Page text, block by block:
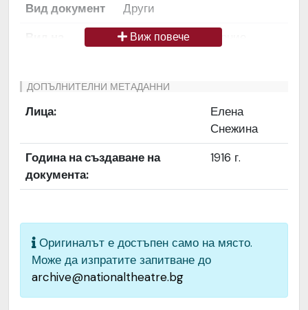
Вид документ
Други
Снимка / изображение
Език на
Български
ползване
Да се цитира източник:
„Художествен архив НТ
„Иван Вазов“
Предоставяща
България
Качество на
изображението
Средно
Институция
Народен театър „Иван
Вазов“, гр. София, България
Виж повече
ДОПЪЛНИТЕЛНИ МЕТАДАННИ
Лица:
Елена
Снежина
Година на създаване на
документа:
1916 г.
Оригиналът е достъпен само на място.
Може да изпратите запитване до
archive@nationaltheatre.bg